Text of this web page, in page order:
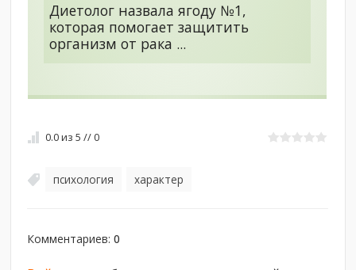
Диетолог назвала ягоду №1,
которая помогает защитить
организм от рака ...
0.0из5 // 0
психология характер
Комментариев:0